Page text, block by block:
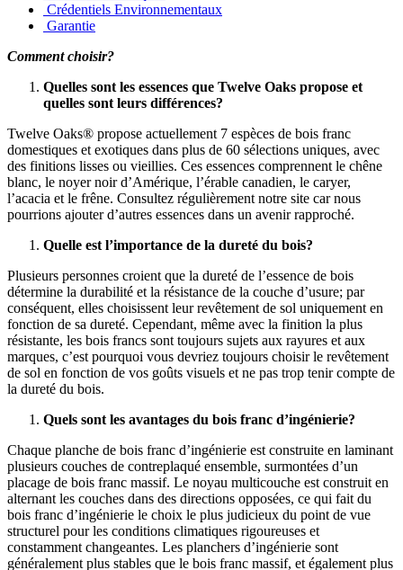
Crédentiels Environnementaux
Garantie
Comment choisir?
Quelles sont les essences que Twelve Oaks propose et
quelles sont leurs différences?
Twelve Oaks® propose actuellement 7 espèces de bois franc
domestiques et exotiques dans plus de 60 sélections uniques, avec
des finitions lisses ou vieillies. Ces essences comprennent le chêne
blanc, le noyer noir d’Amérique, l’érable canadien, le caryer,
l’acacia et le frêne. Consultez régulièrement notre site car nous
pourrions ajouter d’autres essences dans un avenir rapproché.
Quelle est l’importance de la dureté du bois?
Plusieurs personnes croient que la dureté de l’essence de bois
détermine la durabilité et la résistance de la couche d’usure; par
conséquent, elles choisissent leur revêtement de sol uniquement en
fonction de sa dureté. Cependant, même avec la finition la plus
résistante, les bois francs sont toujours sujets aux rayures et aux
marques, c’est pourquoi vous devriez toujours choisir le revêtement
de sol en fonction de vos goûts visuels et ne pas trop tenir compte de
la dureté du bois.
Quels sont les avantages du bois franc d’ingénierie?
Chaque planche de bois franc d’ingénierie est construite en laminant
plusieurs couches de contreplaqué ensemble, surmontées d’un
placage de bois franc massif. Le noyau multicouche est construit en
alternant les couches dans des directions opposées, ce qui fait du
bois franc d’ingénierie le choix le plus judicieux du point de vue
structurel pour les conditions climatiques rigoureuses et
constamment changeantes. Les planchers d’ingénierie sont
généralement plus stables que le bois franc massif, et également plus